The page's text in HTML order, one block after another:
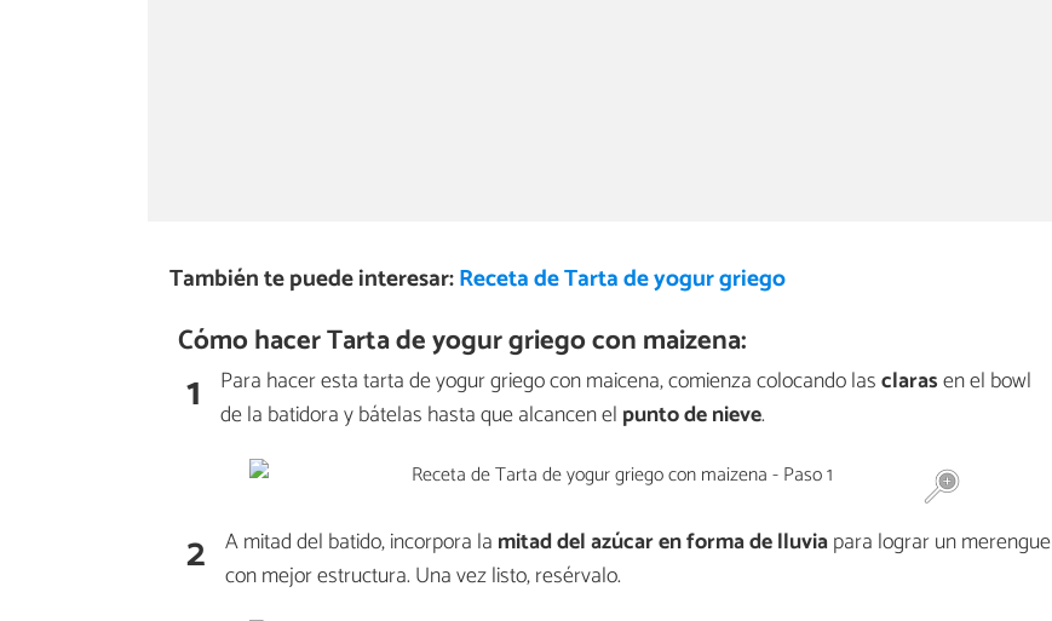
También te puede interesar:Receta de Tarta de yogur griego
Cómo hacer Tarta de yogur griego con maizena:
1 Para hacer esta tarta de yogur griego con maicena, comienza colocando lasclarasen el bowl
de la batidora y bátelas hasta que alcancen el punto de nieve.
2 A mitad del batido, incorpora la mitad del azúcarenforma de lluviapara lograr un merengue
con mejor estructura. Una vez listo, resérvalo.